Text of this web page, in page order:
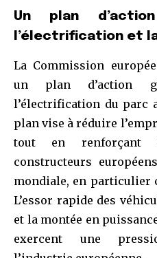
Un plan
l’électrification et
La Commission
un plan d’action
l’électrification du parc
plan vise à réduire
tout en renforçant
constructeurs
mondiale, en particulier
L’essor rapide des
et la montée en
exercent une